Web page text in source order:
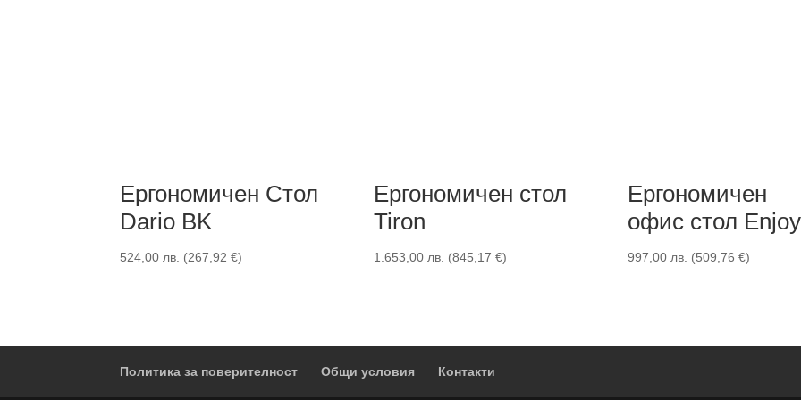
Ергономичен Стол
Dario BK
524,00лв. (267,92€)
Ергономичен стол
Tiron
1.653,00 лв. (845,17 €)
Ергономичен
офис стол Enjoy
997,00 лв. (509,76 €)
Политика за поверителност Общи условия Контакти